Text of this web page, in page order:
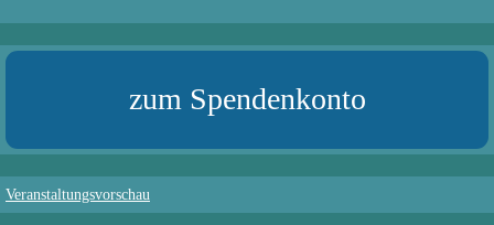
zum Spendenkonto
Veranstaltungsvorschau